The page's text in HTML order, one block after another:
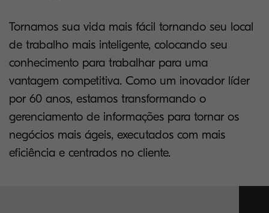
Tornamos sua vida mais fácil tornando seu local
de trabalho mais inteligente, colocando seu
conhecimento para trabalhar para uma
vantagem competitiva. Como um inovador líder
por 60 anos, estamos transformando o
gerenciamento de informações para tornar os
negócios mais ágeis, executados com mais
eficiência e centrados no cliente.